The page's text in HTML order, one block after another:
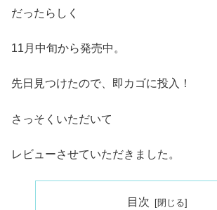
だったらしく
11月中旬から発売中。
先日見つけたので、即カゴに投入！
さっそくいただいて
レビューさせていただきました。
目次